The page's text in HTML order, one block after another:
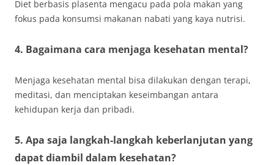
Diet berbasis plasenta mengacu pada pola makan yang
fokus pada konsumsi makanan nabati yang kaya nutrisi.
4. Bagaimana cara menjaga kesehatan mental?
Menjaga kesehatan mental bisa dilakukan dengan terapi,
meditasi, dan menciptakan keseimbangan antara
kehidupan kerja dan pribadi.
5. Apa saja langkah-langkah keberlanjutan yang
dapat diambil dalam kesehatan?